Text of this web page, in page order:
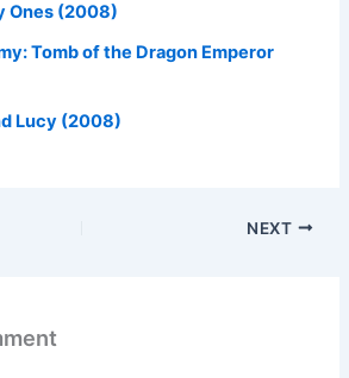
Ones (2008)
Tomb of the Dragon Emperor
Lucy (2008)
NEXT